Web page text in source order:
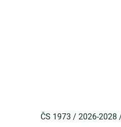
ČS 1973 / 2026-